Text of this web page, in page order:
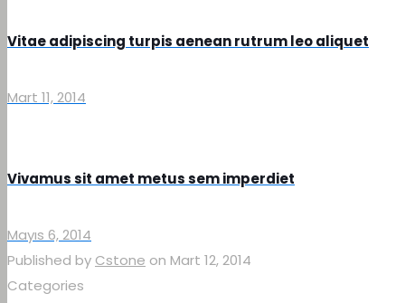
Vitae adipiscing turpis aenean rutrum leo aliquet
Mart 11, 2014
Vivamus sit amet metus sem imperdiet
Mayıs 6, 2014
Published by Cstone on Mart 12, 2014
Categories